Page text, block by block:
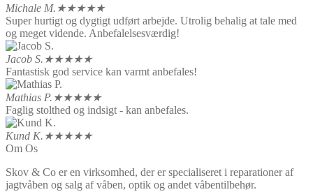
Michale M. ★★★★★
Super hurtigt og dygtigt udført arbejde. Utrolig behalig at tale med
og meget vidende. Anbefalelsesværdig!
Jacob S. ★★★★★
Fantastisk god service kan varmt anbefales!
Mathias P. ★★★★★
Faglig stolthed og indsigt - kan anbefales.
Kund K. ★★★★★
Om Os
Skov & Co er en virksomhed, der er specialiseret i reparationer af
jagtvåben og salg af våben, optik og andet våbentilbehør.